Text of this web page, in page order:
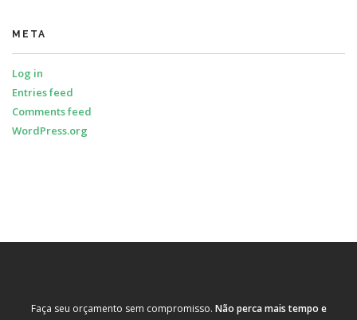
META
Log in
Entries feed
Comments feed
WordPress.org
Faça seu orçamento sem compromisso. Não perca mais tempo e